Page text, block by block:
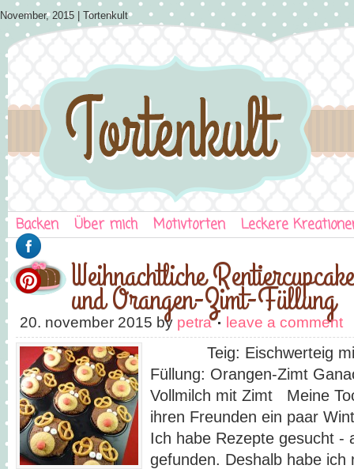
November, 2015 | Tortenkult
Backen Über mich Motivtorten Leckere
Weihnachtliche
und Orangen-Zimt-Füllung
20. november 2015 by petra leave a comment
Teig: Eischwerteig mit
Füllung: Orangen-Zimt
Vollmilch mit Zimt Meine
ihren Freunden ein paar
Ich habe Rezepte gesucht -
gefunden. Deshalb habe ich